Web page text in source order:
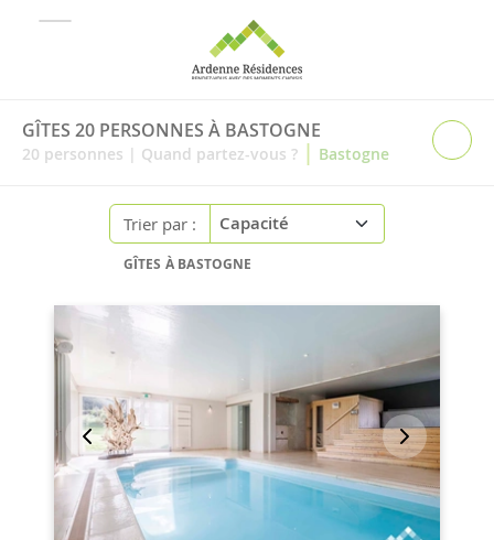
GÎTES 20 PERSONNES À BASTOGNE
20 personnes | Quand partez-vous ? | Bastogne
Trier par :
GÎTES À BASTOGNE